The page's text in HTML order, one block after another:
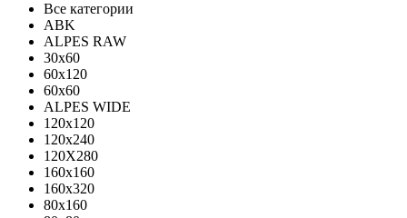
Все категории
ABK
ALPES RAW
30x60
60x120
60x60
ALPES WIDE
120x120
120x240
120X280
160x160
160x320
80x160